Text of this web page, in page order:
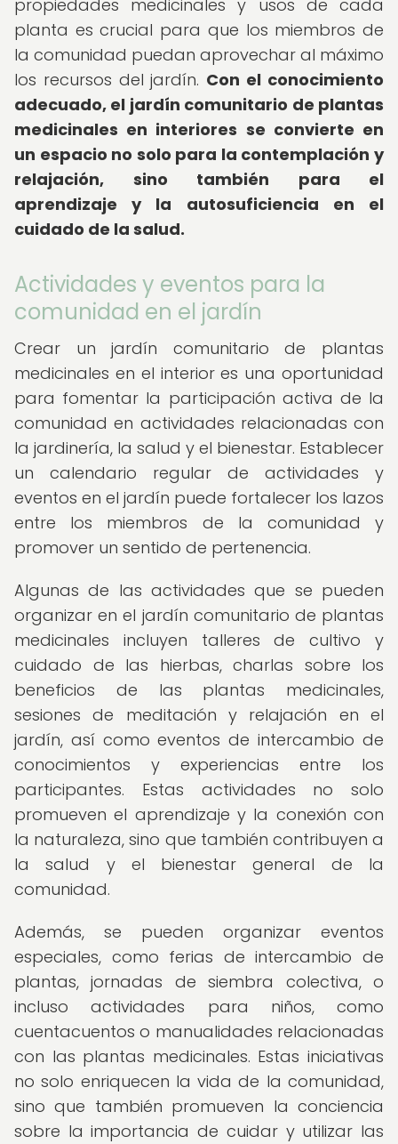
propiedades medicinales y usos de cada
planta es crucial para que los miembros de
la comunidad puedan aprovechar al máximo
los recursos del jardín. Con el conocimiento
adecuado, el jardín comunitario de plantas
medicinales en interiores se convierte en
un espacio no solo para la contemplación y
relajación, sino también para el
aprendizaje y la autosuficiencia en el
cuidado de la salud.
Actividades y eventos para la
comunidad en el jardín
Crear un jardín comunitario de plantas
medicinales en el interior es una oportunidad
para fomentar la participación activa de la
comunidad en actividades relacionadas con
la jardinería, la salud y el bienestar. Establecer
un calendario regular de actividades y
eventos en el jardín puede fortalecer los lazos
entre los miembros de la comunidad y
promover un sentido de pertenencia.
Algunas de las actividades que se pueden
organizar en el jardín comunitario de plantas
medicinales incluyen talleres de cultivo y
cuidado de las hierbas, charlas sobre los
beneficios de las plantas medicinales,
sesiones de meditación y relajación en el
jardín, así como eventos de intercambio de
conocimientos y experiencias entre los
participantes. Estas actividades no solo
promueven el aprendizaje y la conexión con
la naturaleza, sino que también contribuyen a
la salud y el bienestar general de la
comunidad.
Además, se pueden organizar eventos
especiales, como ferias de intercambio de
plantas, jornadas de siembra colectiva, o
incluso actividades para niños, como
cuentacuentos o manualidades relacionadas
con las plantas medicinales. Estas iniciativas
no solo enriquecen la vida de la comunidad,
sino que también promueven la conciencia
sobre la importancia de cuidar y utilizar las